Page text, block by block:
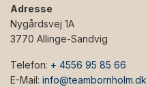
Adresse
Nygårdsvej 1A
3770 Allinge-Sandvig
Telefon: + 4556 95 85 66
E-Mail: info@teambornholm.dk